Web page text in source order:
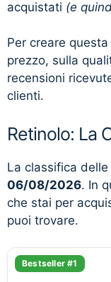
acquistati (e
Per creare
prezzo, sulla
recensioni
clienti.
Retinolo: La
La classifica
06/08/2026. In
che stai per
puoi trovare.
Bestseller #1